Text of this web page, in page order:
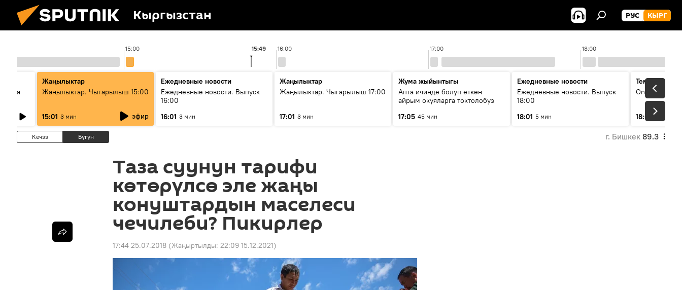
Кыргызстан РУС КЫРГ
15:00 16:00 17:00 18:00
15:49
Жаңылыктар
Жаңылыктар. Чыгарылыш 15:00
15:01 3 мин эфир
Ежедневные новости
Ежедневные новости. Выпуск
16:00
16:01 3 мин
Жаңылыктар
Жаңылыктар. Чыгарылыш 17:00
17:01 3 мин
Жума жыйынтыгы
Апта ичинде болуп өткөн
айрым окуяларга токтолобуз
17:05 45 мин
Ежедневные новости
Ежедневные новости. Выпуск
18:00
18:01 5 мин
Тема дня
On air
18:07
Кечээ Бүгүн г. Бишкек 89.3
Таза суунун тарифи
көтөрүлсө эле жаңы
конуштардын маселеси
чечилеби? Пикирлер
17:44 25.07.2018 (Жаңыртылды: 22:09 15.12.2021)